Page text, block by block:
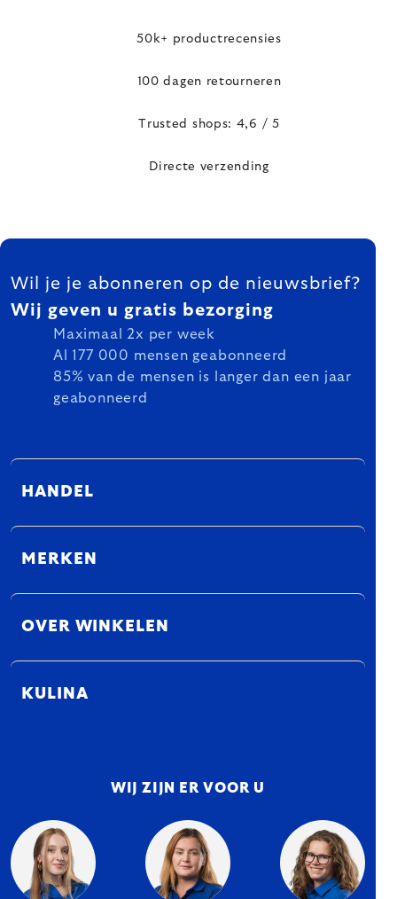
50k+ productrecensies
100 dagen retourneren
Trusted shops: 4,6 / 5
Directe verzending
FOOTER
Wil je je abonneren op de nieuwsbrief?
Wij geven u gratis bezorging
Maximaal 2x per week
Al 177 000 mensen geabonneerd
85% van de mensen is langer dan een jaar
geabonneerd
HANDEL
MERKEN
OVER WINKELEN
KULINA
WIJ ZIJN ER VOOR U